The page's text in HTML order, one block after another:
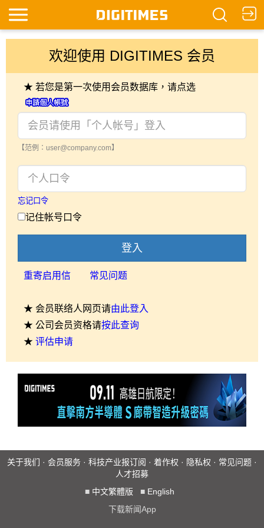
欢迎使用 DIGITIMES 会员
★ 若您是第一次使用会员数据库，请点选
【范例：user@company.com】
忘记口令
记住帐号口令
登入
重寄启用信 常见问题
★ 会员联络人网页请由此登入
★ 公司会员资格请按此查询
★ 评估申请
关于我们 · 会员服务 · 科技产业报订阅 · 着作权 · 隐私权 · 常见问题 ·
人才招募
■ 中文繁體版 ■ English
下载新闻App